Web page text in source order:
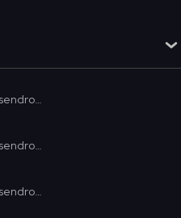
Dinleyicileri klasik müzikle güne hazırlar, kişisel gelişim notlarıyla motive eder ve sabah sendromuna son vermeyi amaçlar.
Dinleyicileri klasik müzikle güne hazırlar, kişisel gelişim notlarıyla motive eder ve sabah sendromuna son vermeyi amaçlar.
Dinleyicileri klasik müzikle güne hazırlar, kişisel gelişim notlarıyla motive eder ve sabah sendromuna son vermeyi amaçlar.